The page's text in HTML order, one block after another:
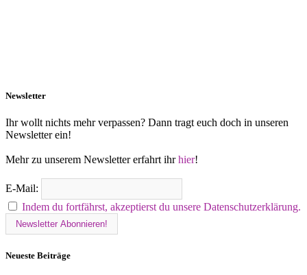
Newsletter
Ihr wollt nichts mehr verpassen? Dann tragt euch doch in unseren
Newsletter ein!
Mehr zu unserem Newsletter erfahrt ihrhier!
E-Mail:
Indem du fortfährst, akzeptierst du unsere Datenschutzerklärung.
Neueste Beiträge